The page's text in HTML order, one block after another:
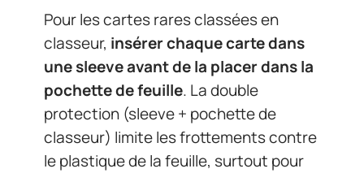
Pour les cartes rares classées en
classeur, insérer chaque carte dans
une sleeve avant de la placer dans la
pochette de feuille. La double
protection (sleeve + pochette de
classeur) limite les frottements contre
le plastique de la feuille, surtout pour